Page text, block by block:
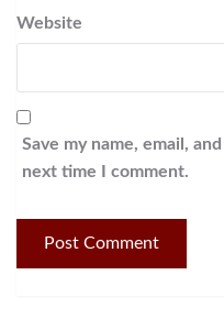
Website
Save my name, email,
next time I comment.